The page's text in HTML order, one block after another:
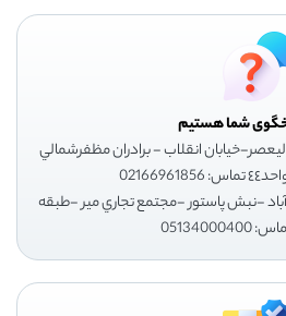
شما هستیم
خيابان انقلاب - برادران مظفرشمالي
-نبش پاستور -مجتمع تجاري مير -طبقه